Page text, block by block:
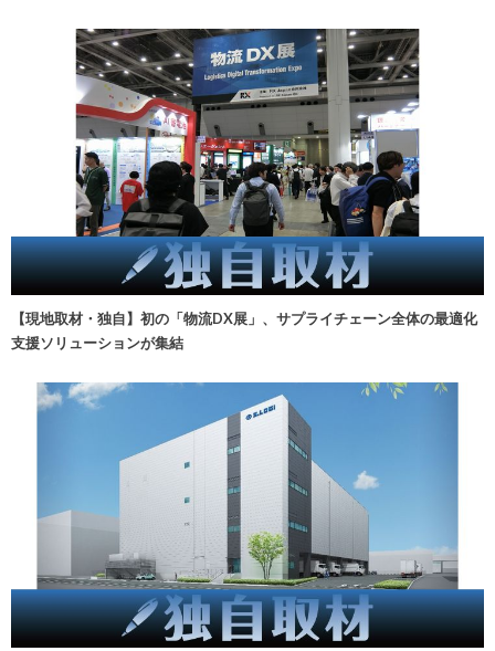
【現地取材・独自】初の「物流DX展」、サプライチェーン全体の最適化
支援ソリューションが集結